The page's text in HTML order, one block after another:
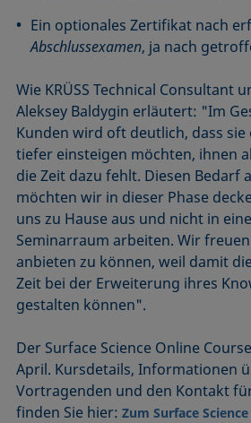
Ein optionales Zertifikat nach
Abschlussexamen, ja nach
Wie KRÜSS Technical Consultant
Aleksey Baldygin erläutert: "Im
Kunden wird oft deutlich, dass
tiefer einsteigen möchten, ihnen
die Zeit dazu fehlt. Diesen Bedarf
möchten wir in dieser Phase
uns zu Hause aus und nicht in
Seminarraum arbeiten. Wir
anbieten zu können, weil damit
Zeit bei der Erweiterung ihres
gestalten können".
Der Surface Science Online
April. Kursdetails, Informationen
Vortragenden und den Kontakt
finden Sie hier:Zum Surface